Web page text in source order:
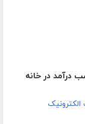
درآمد در خانه